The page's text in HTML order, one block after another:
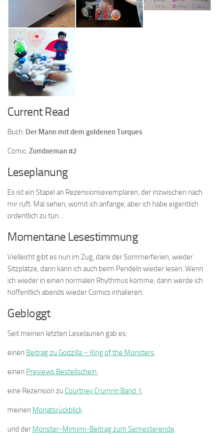
Current Read
Buch: Der Mann mit dem goldenen Torques
Comic: Zombieman #2
Leseplanung
Es ist ein Stapel an Rezensionsexemplaren, der inzwischen nach
mir ruft. Mal sehen, womit ich anfange, aber ich habe eigentlich
ordentlich zu tun…
Momentane Lesestimmung
Vielleicht gibt es nun im Zug, dank der Sommerferien, wieder
Sitzplätze, dann kann ich auch beim Pendeln wieder lesen. Wenn
ich wieder in einen normalen Rhythmus komme, dann werde ich
hoffentlich abends wieder Comics inhalieren.
Gebloggt
Seit meinen letzten Leselaunen gab es:
einen Beitrag zu Godzilla – King of the Monsters,
einen Previews Bestellschein
eine Rezension zu Courtney Crumrin Band 1
meinen Monatsrückblick
und der Monster-Mimimi-Beitrag zum Semesterende